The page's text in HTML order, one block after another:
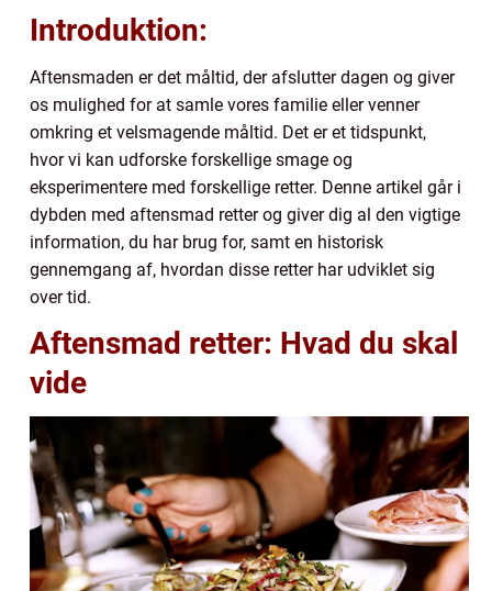
Introduktion:
Aftensmaden er det måltid, der afslutter dagen og giver
os mulighed for at samle vores familie eller venner
omkring et velsmagende måltid. Det er et tidspunkt,
hvor vi kan udforske forskellige smage og
eksperimentere med forskellige retter. Denne artikel går i
dybden med aftensmad retter og giver dig al den vigtige
information, du har brug for, samt en historisk
gennemgang af, hvordan disse retter har udviklet sig
over tid.
Aftensmad retter: Hvad du skal
vide